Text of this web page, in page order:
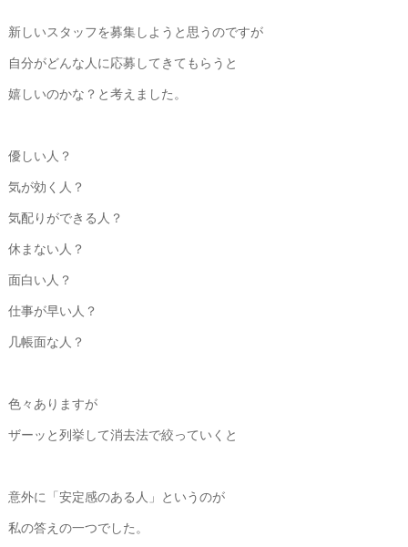
新しいスタッフを募集しようと思うのですが
自分がどんな人に応募してきてもらうと
嬉しいのかな？と考えました。
優しい人？
気が効く人？
気配りができる人？
休まない人？
面白い人？
仕事が早い人？
几帳面な人？
色々ありますが
ザーッと列挙して消去法で絞っていくと
意外に「安定感のある人」というのが
私の答えの一つでした。